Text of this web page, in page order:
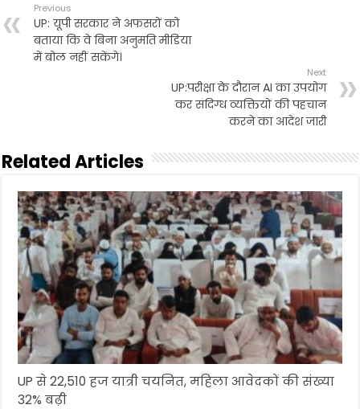
o
o
k
e
r
p
p
Previous
UP: यूपी सरकार ने अफसरों को
बताया कि वे बिना अनुमति मीडिया
में बोल नहीं सकेंगे।
Next
UP:परीक्षा के दौरान AI का उपयोग
कर संदिग्ध व्यक्तियों की पहचान
करने का आदेश जारी
Related Articles
UP से 22,510 हज यात्री चयनित, महिला आवेदकों की संख्या
32% बढ़ी